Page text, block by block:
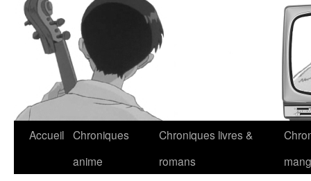
Accueil Chroniques
anime
Chroniques livres &
romans